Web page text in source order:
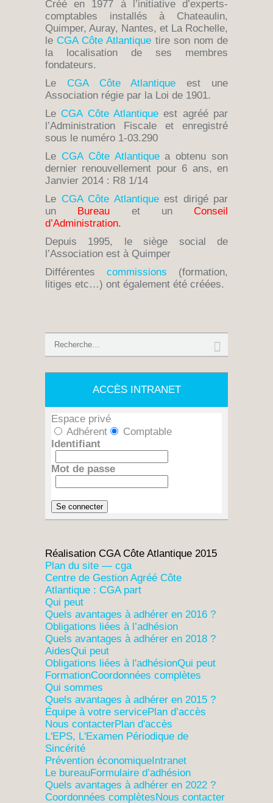
Créé en 1977 à l’initiative d’experts-
comptables installés à Chateaulin,
Quimper, Auray, Nantes, et La Rochelle,
le CGA Côte Atlantique tire son nom de
la localisation de ses membres
fondateurs.
Le CGA Côte Atlantique est une
Association régie par la Loi de 1901.
LeCGA Côte Atlantique est agréé par
l’Administration Fiscale et enregistré
sous le numéro 1-03.290
Le CGA Côte Atlantiquea obtenu son
dernier renouvellement pour 6 ans, en
Janvier 2014 : R8 1/14
Le CGA Côte Atlantique est dirigé par
un Bureau et un Conseil
d’Administration.
Depuis 1995, le siège social de
l’Association est à Quimper
Différentes commissions (formation,
litiges etc…) ont également été créées.
ACCÈS INTRANET
Espace privé
Adhérent
Comptable
Identifiant
Mot de passe
Réalisation CGA Côte Atlantique 2015
Plan du site — cga
Centre de Gestion Agréé Côte
Atlantique : CGA part
Qui peut
Quels avantages à adhérer en 2016 ?
Obligations liées à l’adhésion
Quels avantages à adhérer en 2018 ?
AidesQui peut
Obligations liées à l'adhésionQui peut
FormationCoordonnées complètes
Qui sommes
Quels avantages à adhérer en 2015 ?
Équipe à votre servicePlan d’accès
Nous contacterPlan d'accès
L'EPS, L'Examen Périodique de
Sincérité
Prévention économiqueIntranet
Le bureauFormulaire d’adhésion
Quels avantages à adhérer en 2022 ?
Coordonnées complètesNous contacter